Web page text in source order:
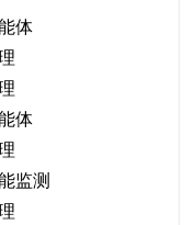
体
体
监测